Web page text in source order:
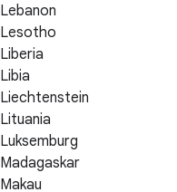
Lebanon
Lesotho
Liberia
Libia
Liechtenstein
Lituania
Luksemburg
Madagaskar
Makau